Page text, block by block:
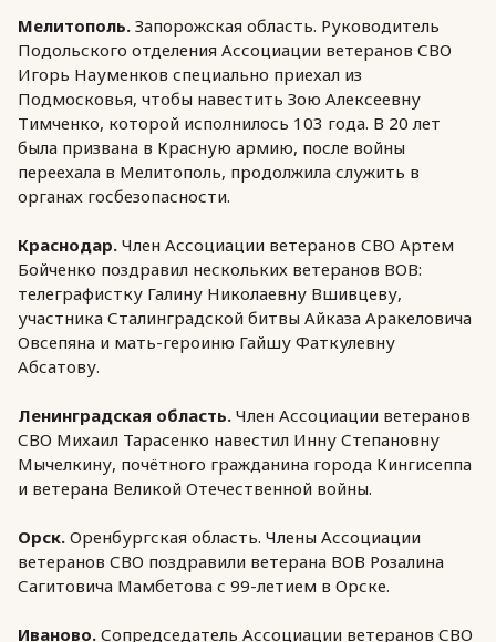
Мелитополь. Запорожская область. Руководитель
Подольского отделения Ассоциации ветеранов СВО
Игорь Науменков специально приехал из
Подмосковья, чтобы навестить Зою Алексеевну
Тимченко, которой исполнилось 103 года. В 20 лет
была призвана в Красную армию, после войны
переехала в Мелитополь, продолжила служить в
органах госбезопасности.
Краснодар. Член Ассоциации ветеранов СВО Артем
Бойченко поздравил нескольких ветеранов ВОВ:
телеграфистку Галину Николаевну Вшивцеву,
участника Сталинградской битвы Айказа Аракеловича
Овсепяна и мать-героиню Гайшу Фаткулевну
Абсатову.
Ленинградская область. Член Ассоциации ветеранов
СВО Михаил Тарасенко навестил Инну Степановну
Мычелкину, почётного гражданина города Кингисеппа
и ветерана Великой Отечественной войны.
Орск. Оренбургская область. Члены Ассоциации
ветеранов СВО поздравили ветерана ВОВ Розалина
Сагитовича Мамбетова с 99-летием в Орске.
Иваново. Сопредседатель Ассоциации ветеранов СВО